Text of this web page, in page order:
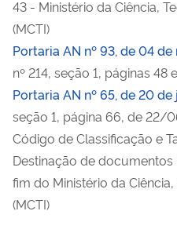
43 - Ministério da Ciência,
(MCTI)
Portaria AN nº 93, de 04
nº 214, seção 1, páginas
Portaria AN nº 65, de 20
seção 1, página 66, de 22/
Código de Classificação e
Destinação de
fim do Ministério da
(MCTI)